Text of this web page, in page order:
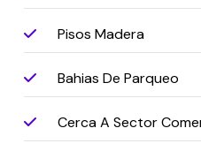
Pisos Madera
Bahias De Parqueo
Cerca A Sector